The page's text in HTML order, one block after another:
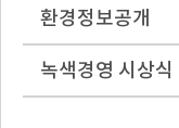
환경정보공개
녹색경영 시상식